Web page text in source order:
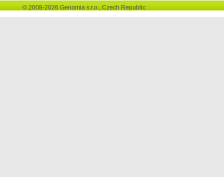
© 2008-2026 Genomia s.r.o., Czech Republic